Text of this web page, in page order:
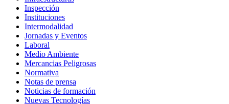
Inspección
Instituciones
Intermodalidad
Jornadas y Eventos
Laboral
Medio Ambiente
Mercancias Peligrosas
Normativa
Notas de prensa
Noticias de formación
Nuevas Tecnologías